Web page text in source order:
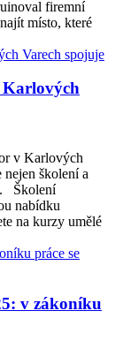
firemní
místo, které
Karlových
v Karlových
školení a
Školení
nabídku
na kurzy umělé
v zákoníku